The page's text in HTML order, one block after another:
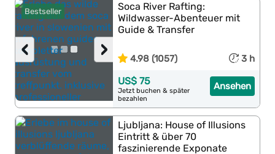
Bestseller
›
‹
Soca River Rafting:
Wildwasser-Abenteuer mit
Guide & Transfer
4.98 (1057) 3 h
Ansehen
US$ 75
Jetzt buchen & später
bezahlen
Ljubljana: House of Illusions
Eintritt & über 70
faszinierende Exponate